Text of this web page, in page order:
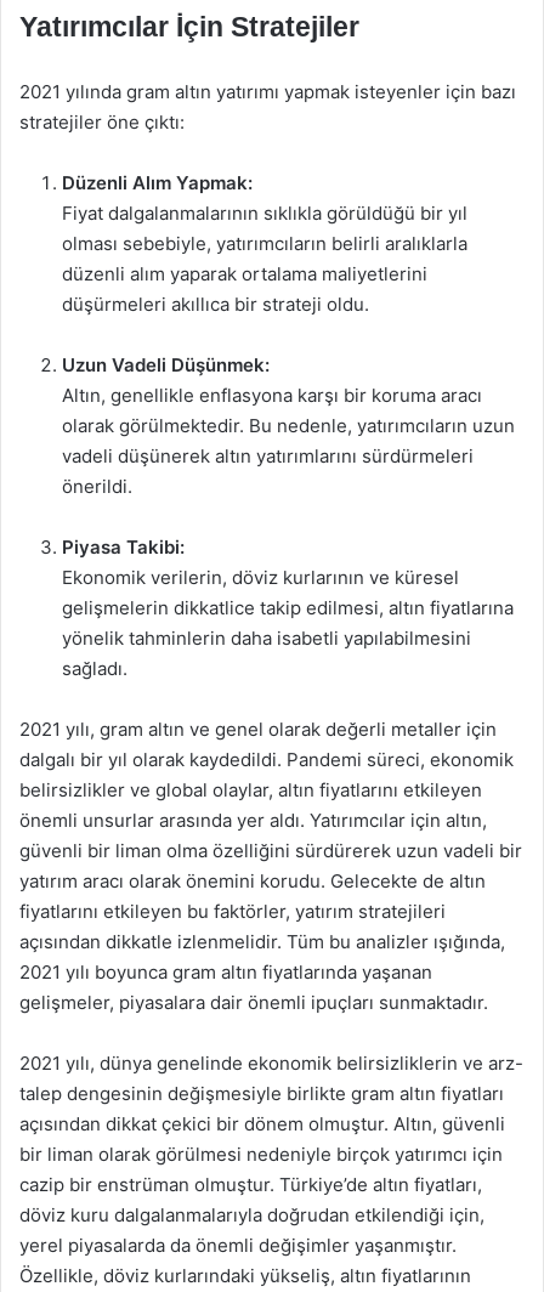
Yatırımcılar İçin Stratejiler
2021 yılında gram altın yatırımı yapmak isteyenler için bazı
stratejiler öne çıktı:
Düzenli Alım Yapmak:
Fiyat dalgalanmalarının sıklıkla görüldüğü bir yıl
olması sebebiyle, yatırımcıların belirli aralıklarla
düzenli alım yaparak ortalama maliyetlerini
düşürmeleri akıllıca bir strateji oldu.
Uzun Vadeli Düşünmek:
Altın, genellikle enflasyona karşı bir koruma aracı
olarak görülmektedir. Bu nedenle, yatırımcıların uzun
vadeli düşünerek altın yatırımlarını sürdürmeleri
önerildi.
Piyasa Takibi:
Ekonomik verilerin, döviz kurlarının ve küresel
gelişmelerin dikkatlice takip edilmesi, altın fiyatlarına
yönelik tahminlerin daha isabetli yapılabilmesini
sağladı.
2021 yılı, gram altın ve genel olarak değerli metaller için
dalgalı bir yıl olarak kaydedildi. Pandemi süreci, ekonomik
belirsizlikler ve global olaylar, altın fiyatlarını etkileyen
önemli unsurlar arasında yer aldı. Yatırımcılar için altın,
güvenli bir liman olma özelliğini sürdürerek uzun vadeli bir
yatırım aracı olarak önemini korudu. Gelecekte de altın
fiyatlarını etkileyen bu faktörler, yatırım stratejileri
açısından dikkatle izlenmelidir. Tüm bu analizler ışığında,
2021 yılı boyunca gram altın fiyatlarında yaşanan
gelişmeler, piyasalara dair önemli ipuçları sunmaktadır.
2021 yılı, dünya genelinde ekonomik belirsizliklerin ve arz-
talep dengesinin değişmesiyle birlikte gram altın fiyatları
açısından dikkat çekici bir dönem olmuştur. Altın, güvenli
bir liman olarak görülmesi nedeniyle birçok yatırımcı için
cazip bir enstrüman olmuştur. Türkiye’de altın fiyatları,
döviz kuru dalgalanmalarıyla doğrudan etkilendiği için,
yerel piyasalarda da önemli değişimler yaşanmıştır.
Özellikle, döviz kurlarındaki yükseliş, altın fiyatlarının